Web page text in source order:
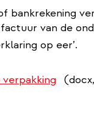
bankrekening
van de
op eer’.